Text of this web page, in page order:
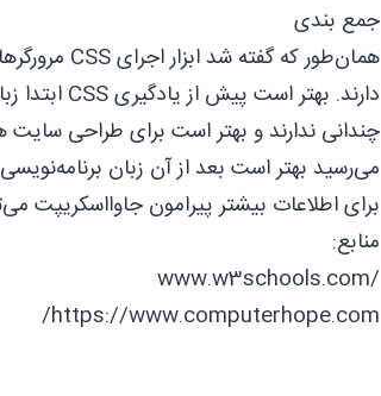
جمع بندی
می‌رسید بهتر است بعد از آن زبان ‌‌برنامه‌نویسی
برای اطلاعات بیشتر پیرامون جاوااسکریپت
منابع:
/www.w3schools.com
https://www.computerhope.com/